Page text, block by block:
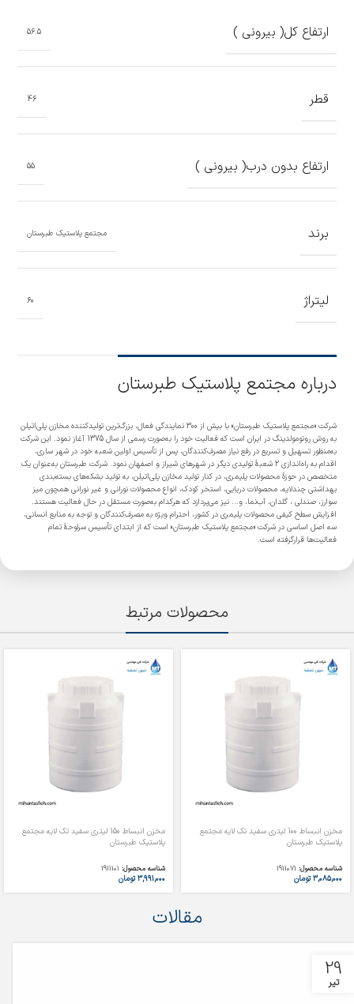
ارتفاع کل( بیرونی ) 56.5
قطر 46
ارتفاع بدون درب( بیرونی ) 55
برند مجتمع پلاستیک طبرستان
لیتراژ 60
درباره مجتمع پلاستیک طبرستان
شرکت «مجتمع پلاستیک طبرستان» با بیش از 300 نمایندگی فعال، بزرگ‌ترین تولیدکننده مخازن پلی‌اتیلن
به روش روتومولدینگ در ایران است که فعالیت خود را به‌صورت رسمی از سال 1375 آغاز نمود. این شرکت
به‌منظور تسهیل و تسریع در رفع نیاز مصرف‌کنندگان، پس از تأسیس اولین شعبه خود در شهر ساری،
اقدام به راه‌اندازی 2 شعبۀ تولیدی دیگر در شهرهای شیراز و اصفهان نمود. شرکت طبرستان به‌عنوان یک
متخصص در حوزۀ محصولات پلیمری، در کنار تولید مخازن پلی‌اتیلن، به تولید بشکه‌های بسته‌بندی
بهداشتی چندلایه، محصولات دریایی، استخر کودک، انواع محصولات نورانی و غیر نورانی همچون میز
سوارز، صندلی ، گلدان، آب‌نما، و... نیز می‌پردازد که هرکدام به‌صورت مستقل در حال فعالیت هستند.
افزایش سطح کیفی محصولات پلیمری در کشور، احترام ویژه به مصرف‌کنندگان و توجه به منابع انسانی،
سه اصل اساسی در شرکت «مجتمع پلاستیک طبرستان» است که از ابتدای تأسیس سرلوحۀ تمام
فعالیت‌ها قرارگرفته است.
محصولات مرتبط
مخزن انبساط 100 لیتری سفید تک لایه مجتمع
پلاستیک طبرستان
شناسه محصول: 1911071
۳,۰۸۵,۰۰۰ تومان
مخزن انبساط 150 لیتری سفید تک لایه مجتمع
پلاستیک طبرستان
شناسه محصول: 1911101
۳,۹۹۱,۰۰۰ تومان
مقالات
29
تیر